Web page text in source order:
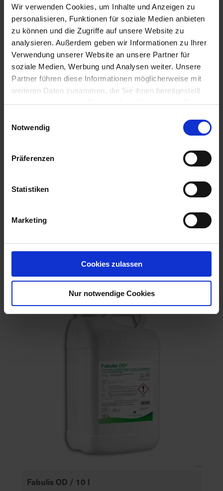
Wir verwenden Cookies, um Inhalte und Anzeigen zu
personalisieren, Funktionen für soziale Medien anbieten
zu können und die Zugriffe auf unsere Website zu
analysieren. Außerdem geben wir Informationen zu Ihrer
Verwendung unserer Website an unsere Partner für
soziale Medien, Werbung und Analysen weiter. Unsere
Partner führen diese Informationen möglicherweise mit
weiteren Daten zusammen, die Sie ihnen bereitgestellt
haben oder die sie im Rahmen Ihrer Nutzung der Dienste
Notwendig
Präferenzen
Statistiken
Marketing
Cookies zulassen
Nur notwendige Cookies
BEREITHALTEN.
P102-DARF...
Zulassungsende
31.01.2030
Zulassungsanfang
Zugelassen
INSEKTEN
NB663-AUFGRUND DER DURCH DIE ZULASSUNG
WERDEN BIENEN NICHT GEF...
mehr
Empfohlene Produkte
Fabulis OD / 10 l